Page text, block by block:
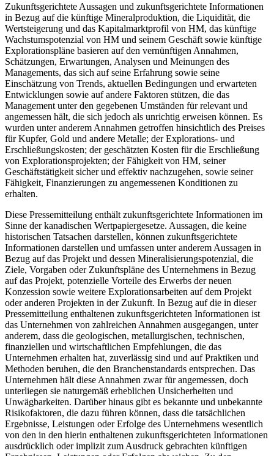
Zukunftsgerichtete Aussagen und zukunftsgerichtete Informationen
in Bezug auf die künftige Mineralproduktion, die Liquidität, die
Wertsteigerung und das Kapitalmarktprofil von HM, das künftige
Wachstumspotenzial von HM und seinem Geschäft sowie künftige
Explorationspläne basieren auf den vernünftigen Annahmen,
Schätzungen, Erwartungen, Analysen und Meinungen des
Managements, das sich auf seine Erfahrung sowie seine
Einschätzung von Trends, aktuellen Bedingungen und erwarteten
Entwicklungen sowie auf andere Faktoren stützen, die das
Management unter den gegebenen Umständen für relevant und
angemessen hält, die sich jedoch als unrichtig erweisen können. Es
wurden unter anderem Annahmen getroffen hinsichtlich des Preises
für Kupfer, Gold und andere Metalle; der Explorations- und
Erschließungskosten; der geschätzten Kosten für die Erschließung
von Explorationsprojekten; der Fähigkeit von HM, seiner
Geschäftstätigkeit sicher und effektiv nachzugehen, sowie seiner
Fähigkeit, Finanzierungen zu angemessenen Konditionen zu
erhalten.
Diese Pressemitteilung enthält zukunftsgerichtete Informationen im
Sinne der kanadischen Wertpapiergesetze. Aussagen, die keine
historischen Tatsachen darstellen, können zukunftsgerichtete
Informationen darstellen und umfassen unter anderem Aussagen in
Bezug auf das Projekt und dessen Mineralisierungspotenzial, die
Ziele, Vorgaben oder Zukunftspläne des Unternehmens in Bezug
auf das Projekt, potenzielle Vorteile des Erwerbs der neuen
Konzession sowie weitere Explorationsarbeiten auf dem Projekt
oder anderen Projekten in der Zukunft. In Bezug auf die in dieser
Pressemitteilung enthaltenen zukunftsgerichteten Informationen ist
das Unternehmen von zahlreichen Annahmen ausgegangen, unter
anderem, dass die geologischen, metallurgischen, technischen,
finanziellen und wirtschaftlichen Empfehlungen, die das
Unternehmen erhalten hat, zuverlässig sind und auf Praktiken und
Methoden beruhen, die den Branchenstandards entsprechen. Das
Unternehmen hält diese Annahmen zwar für angemessen, doch
unterliegen sie naturgemäß erheblichen Unsicherheiten und
Unwägbarkeiten. Darüber hinaus gibt es bekannte und unbekannte
Risikofaktoren, die dazu führen können, dass die tatsächlichen
Ergebnisse, Leistungen oder Erfolge des Unternehmens wesentlich
von den in den hierin enthaltenen zukunftsgerichteten Informationen
ausdrücklich oder implizit zum Ausdruck gebrachten künftigen